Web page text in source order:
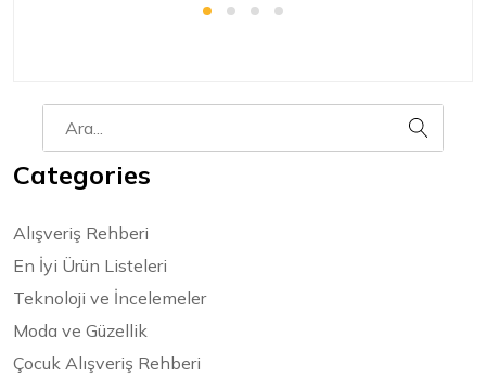
Categories
Alışveriş Rehberi
En İyi Ürün Listeleri
Teknoloji ve İncelemeler
Moda ve Güzellik
Çocuk Alışveriş Rehberi